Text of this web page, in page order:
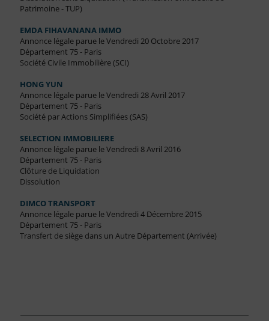
Patrimoine - TUP)
EMDA FIHAVANANA IMMO
Annonce légale parue le Vendredi 20 Octobre 2017
Département 75 - Paris
Société Civile Immobilière (SCI)
HONG YUN
Annonce légale parue le Vendredi 28 Avril 2017
Département 75 - Paris
Société par Actions Simplifiées (SAS)
SELECTION IMMOBILIERE
Annonce légale parue le Vendredi 8 Avril 2016
Département 75 - Paris
Clôture de Liquidation
Dissolution
DIMCO TRANSPORT
Annonce légale parue le Vendredi 4 Décembre 2015
Département 75 - Paris
Transfert de siège dans un Autre Département (Arrivée)